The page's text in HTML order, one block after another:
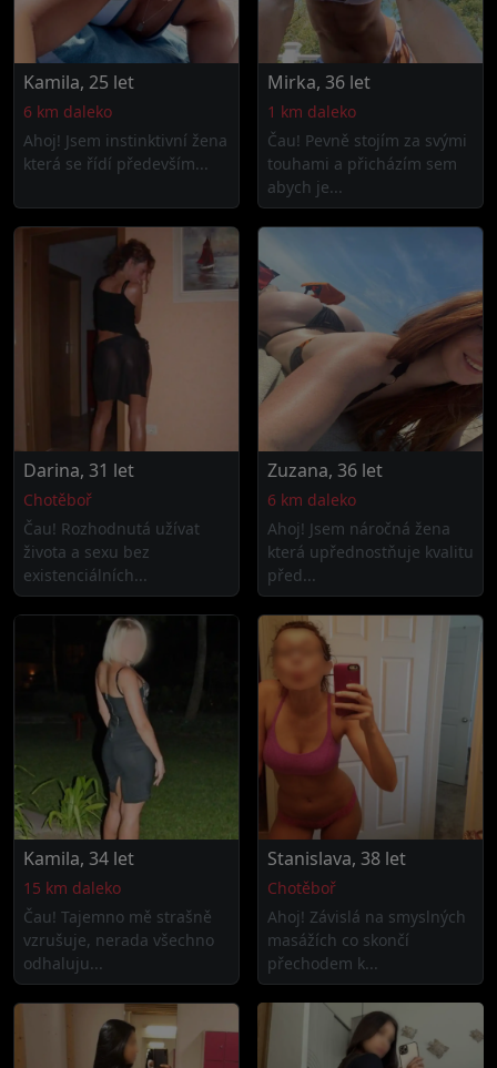
Kamila, 25 let
6 km daleko
Ahoj! Jsem instinktivní žena
která se řídí především...
Mirka, 36 let
1 km daleko
Čau! Pevně stojím za svými
touhami a přicházím sem
abych je...
Darina, 31 let
Chotěboř
Čau! Rozhodnutá užívat
života a sexu bez
existenciálních...
Zuzana, 36 let
6 km daleko
Ahoj! Jsem náročná žena
která upřednostňuje kvalitu
před...
Kamila, 34 let
15 km daleko
Čau! Tajemno mě strašně
vzrušuje, nerada všechno
odhaluju...
Stanislava, 38 let
Chotěboř
Ahoj! Závislá na smyslných
masážích co skončí
přechodem k...